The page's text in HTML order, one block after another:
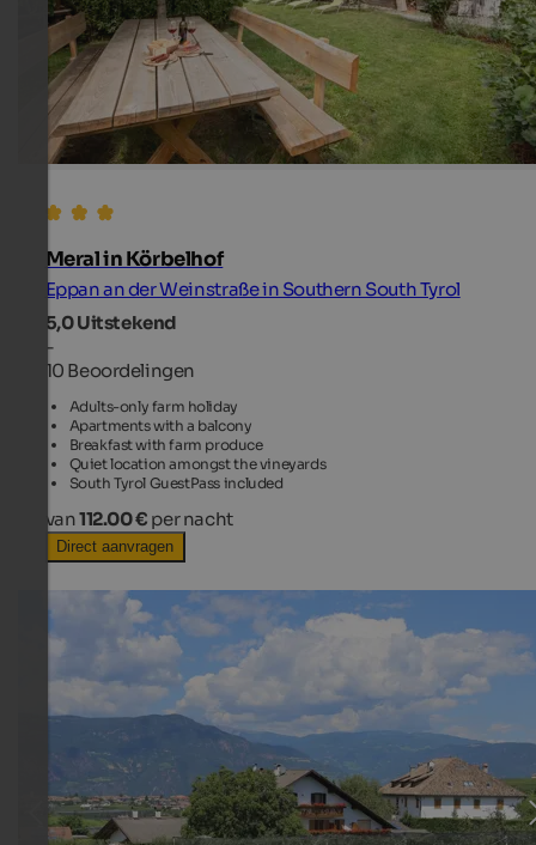
Meral in Körbelhof
Eppan an der Weinstraße in Southern South Tyrol
5,0Uitstekend
-
10 Beoordelingen
Adults-only farm holiday
Apartments with a balcony
Breakfast with farm produce
Quiet location amongst the vineyards
South Tyrol GuestPass included
van112.00 € per nacht
Direct aanvragen